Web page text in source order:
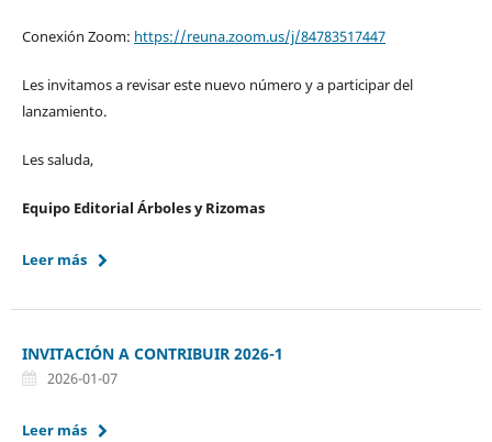
Conexión Zoom: https://reuna.zoom.us/j/84783517447
Les invitamos a revisar este nuevo número y a participar del
lanzamiento.
Les saluda,
Equipo Editorial Árboles y Rizomas
Leer más
INVITACIÓN A CONTRIBUIR 2026-1
2026-01-07
Leer más